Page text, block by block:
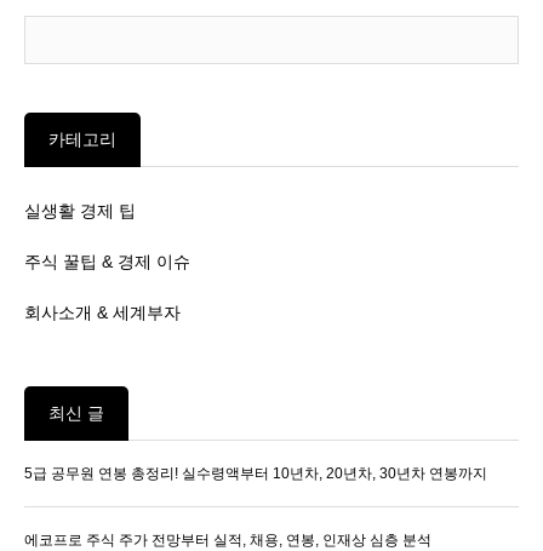
카테고리
실생활 경제 팁
주식 꿀팁 & 경제 이슈
회사소개 & 세계부자
최신 글
5급 공무원 연봉 총정리! 실수령액부터 10년차, 20년차, 30년차 연봉까지
에코프로 주식 주가 전망부터 실적, 채용, 연봉, 인재상 심층 분석